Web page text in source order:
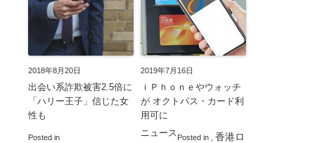
2018年8月20日
出会い系詐欺被害2.5倍に
「ハリー王子」信じた女
性も
Posted in
2019年7月16日
ｉＰｈｏｎｅやウォッチ
が オクトパス・カード利
用可に
Posted in
ニュース
香港ロ